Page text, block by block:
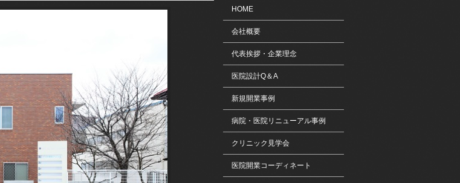
HOME
会社概要
代表挨拶・企業理念
医院設計Q＆A
新規開業事例
病院・医院リニューアル事例
クリニック見学会
医院開業コーディネート